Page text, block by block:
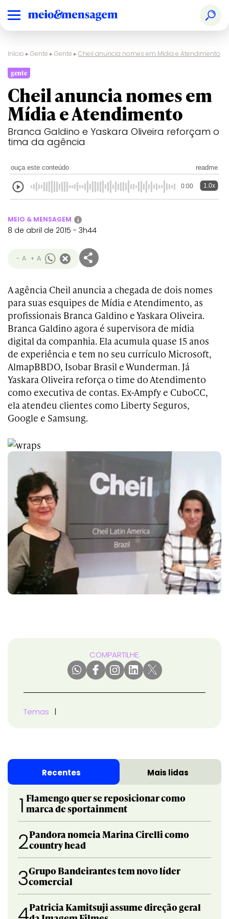
Início ▸Gente ▸Gente ▸Cheil anuncia nomes em Mídia e Atendimento
gente
Cheil anuncia nomes em
Mídia e Atendimento
Branca Galdino e Yaskara Oliveira reforçam o
tima da agência
ouça este conteúdo readme
0:00 1.0x
MEIO & MENSAGEM i
8 de abril de 2015 - 3h44
- A + A
A agência Cheil anuncia a chegada de dois nomes
para suas esquipes de Mídia e Atendimento, as
profissionais Branca Galdino e Yaskara Oliveira.
Branca Galdino agora é supervisora de mídia
digital da companhia. Ela acumula quase 15 anos
de experiência e tem no seu currículo Microsoft,
AlmapBBDO, Isobar Brasil e Wunderman. Já
Yaskara Oliveira reforça o time do Atendimento
como executiva de contas. Ex-Ampfy e CuboCC,
ela atendeu clientes como Liberty Seguros,
Google e Samsung.
COMPARTILHE:
Temas
Recentes Mais lidas
1 Flamengo quer se reposicionar como
marca de sportainment
2Pandora nomeia Marina Cirelli como
country head
3Grupo Bandeirantes tem novo líder
comercial
Patricia Kamitsuji assume direção geral